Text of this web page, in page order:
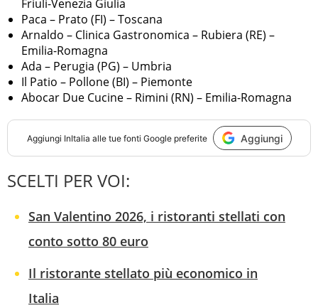
Friuli-Venezia Giulia
Paca – Prato (FI) – Toscana
Arnaldo – Clinica Gastronomica – Rubiera (RE) –
Emilia-Romagna
Ada – Perugia (PG) – Umbria
Il Patio – Pollone (BI) – Piemonte
Abocar Due Cucine – Rimini (RN) – Emilia-Romagna
Aggiungi InItalia alle tue fonti Google preferite Aggiungi
SCELTI PER VOI:
San Valentino 2026, i ristoranti stellati con
conto sotto 80 euro
Il ristorante stellato più economico in
Italia